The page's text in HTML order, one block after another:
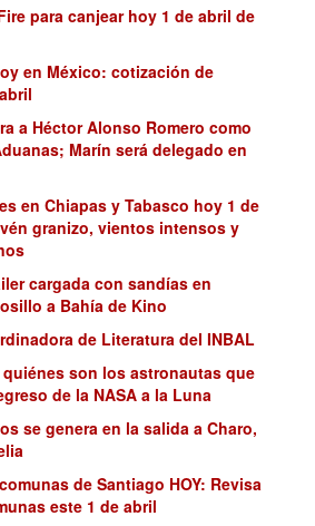
para canjear hoy 1 de abril de
en México: cotización de
a Héctor Alonso Romero como
Marín será delegado en
en Chiapas y Tabasco hoy 1 de
granizo, vientos intensos y
cargada con sandías en
a Bahía de Kino
de Literatura del INBAL
son los astronautas que
de la NASA a la Luna
se genera en la salida a Charo,
de Santiago HOY: Revisa
este 1 de abril